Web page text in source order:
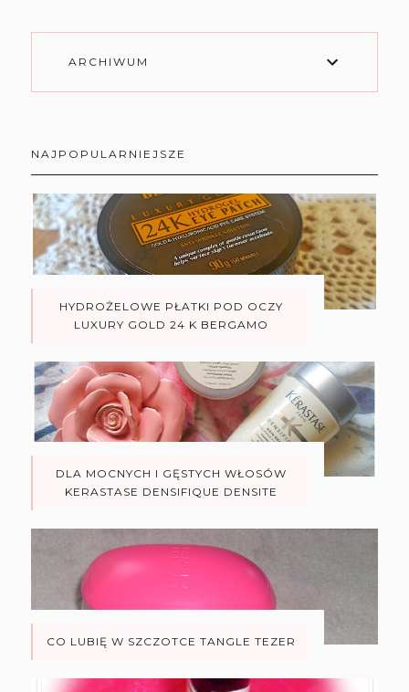
ARCHIWUM
NAJPOPULARNIEJSZE
HYDROŻELOWE PŁATKI POD OCZY
LUXURY GOLD 24 K BERGAMO
DLA MOCNYCH I GĘSTYCH WŁOSÓW
KERASTASE DENSIFIQUE DENSITE
CO LUBIĘ W SZCZOTCE TANGLE TEZER